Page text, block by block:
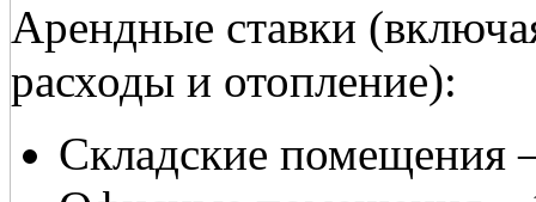
Арендные ставки
расходы и отопление):
Складские помещения